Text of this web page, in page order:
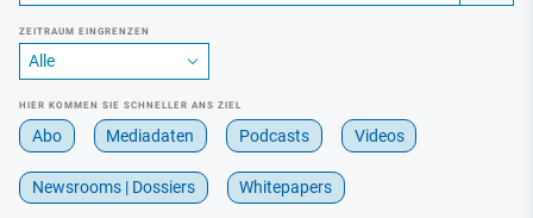
ZEITRAUM EINGRENZEN
HIER KOMMEN SIE SCHNELLER ANS ZIEL
Abo Mediadaten Podcasts Videos
Newsrooms | Dossiers Whitepapers